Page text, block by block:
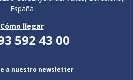
España
Cómo llegar
592 43 00
a nuestro newsletter